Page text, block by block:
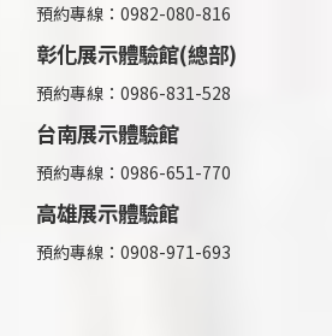
預約專線：0982-080-816
彰化展示體驗館(總部)
預約專線： 0986-831-528
台南展示體驗館
預約專線：0986-651-770
高雄展示體驗館
預約專線： 0908-971-693